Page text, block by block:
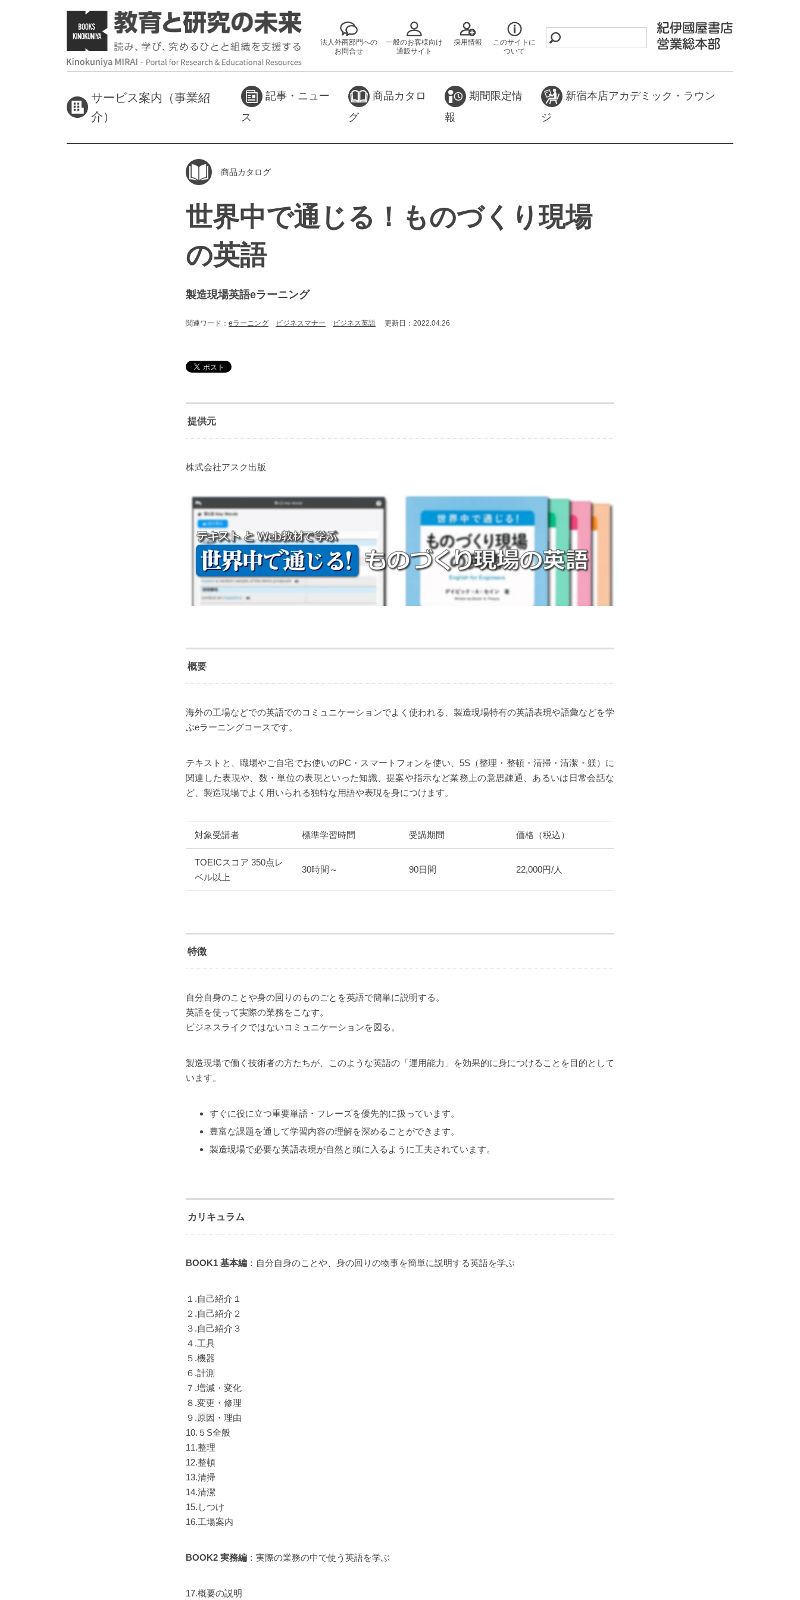
法人外商部門への
お問合せ
一般のお客様向け
通販サイト
採用情報
このサイトに
ついて
サービス案内（事業紹
介）
記事・ニュー
ス
商品カタロ
グ
期間限定情
報
新宿本店アカデミック・ラウン
ジ
商品カタログ
世界中で通じる！ものづくり現場
の英語
製造現場英語eラーニング
関連ワード： eラーニング ビジネスマナー ビジネス英語 更新日：2022.04.26
提供元
株式会社アスク出版
概要
海外の工場などでの英語でのコミュニケーションでよく使われる、製造現場特有の英語表現や語彙などを学
ぶeラーニングコースです。
テキストと、職場やご自宅でお使いのPC・スマートフォンを使い、5S（整理・整頓・清掃・清潔・躾）に
関連した表現や、数・単位の表現といった知識、提案や指示など業務上の意思疎通、あるいは日常会話な
ど、製造現場でよく用いられる独特な用語や表現を身につけます。
対象受講者 標準学習時間 受講期間 価格（税込）
TOEICスコア 350点レ
ベル以上
30時間～ 90日間 22,000円/人
特徴
自分自身のことや身の回りのものごとを英語で簡単に説明する。
英語を使って実際の業務をこなす。
ビジネスライクではないコミュニケーションを図る。
製造現場で働く技術者の方たちが、このような英語の「運用能力」を効果的に身につけることを目的として
います。
すぐに役に立つ重要単語・フレーズを優先的に扱っています。
豊富な課題を通して学習内容の理解を深めることができます。
製造現場で必要な英語表現が自然と頭に入るように工夫されています。
カリキュラム
BOOK1 基本編 ：自分自身のことや、身の回りの物事を簡単に説明する英語を学ぶ
１.自己紹介１
２.自己紹介２
３.自己紹介３
４.工具
５.機器
６.計測
７.増減・変化
８.変更・修理
９.原因・理由
10.５S全般
11.整理
12.整頓
13.清掃
14.清潔
15.しつけ
16.工場案内
BOOK2 実務編 ：実際の業務の中で使う英語を学ぶ
17.概要の説明